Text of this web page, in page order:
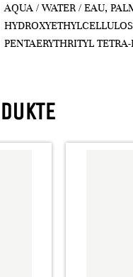
AQUA / WATER / EAU,
PENTAERYTHRITYL